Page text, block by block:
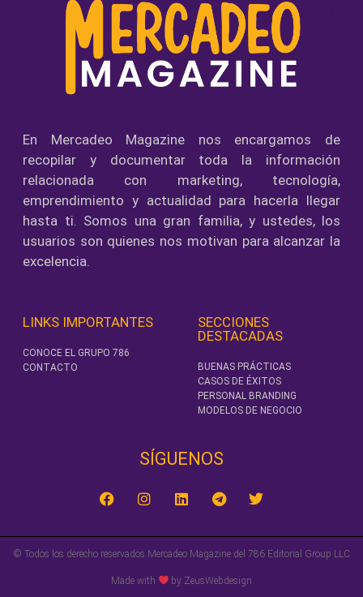
En Mercadeo Magazine nos encargamos de
recopilar y documentar toda la información
relacionada con marketing, tecnología,
emprendimiento y actualidad para hacerla llegar
hasta ti. Somos una gran familia, y ustedes, los
usuarios son quienes nos motivan para alcanzar la
excelencia.
LINKS IMPORTANTES
CONOCE EL GRUPO 786
CONTACTO
SECCIONES
DESTACADAS
BUENAS PRÁCTICAS
CASOS DE ÉXITOS
PERSONAL BRANDING
MODELOS DE NEGOCIO
SÍGUENOS‎
© Todos los derecho reservados Mercadeo Magazine del 786 Editorial Group LLC
Made with by ZeusWebdesign